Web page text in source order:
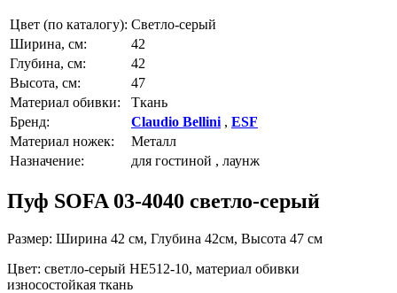
Цвет (по каталогу): Светло-серый
Ширина, см:
42
Глубина, см:
42
Высота, см:
47
Материал обивки:
Ткань
Бренд:
Claudio Bellini , ESF
Материал ножек:
Металл
Назначение:
для гостиной , лаунж
Пуф SOFA 03-4040 светло-серый
Размер: Ширина 42 см, Глубина 42см, Высота 47 см
Цвет: светло-серый HE512-10, материал обивки
износостойкая ткань